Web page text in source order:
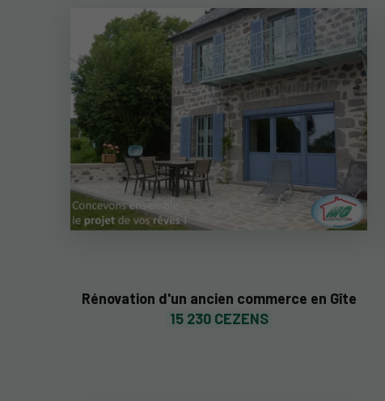
Rénovation d'un ancien commerce en Gîte
15 230 CEZENS